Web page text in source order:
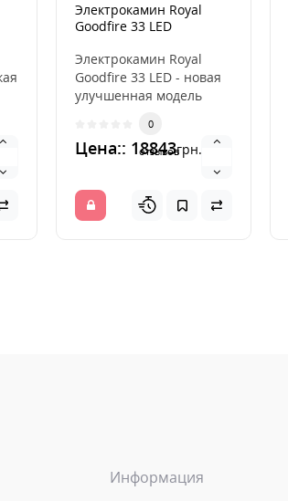
Электрокамин Royal
Goodfire 33 LED
Электрокамин Royal
Goodfire 33 LED - новая
улучшенная модель
которая сохранила в..
0
отзывов
Цена:: 18843грн.
Информация